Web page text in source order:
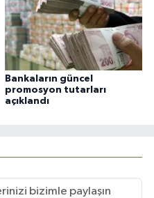
Bankaların güncel
promosyon tutarları
açıklandı